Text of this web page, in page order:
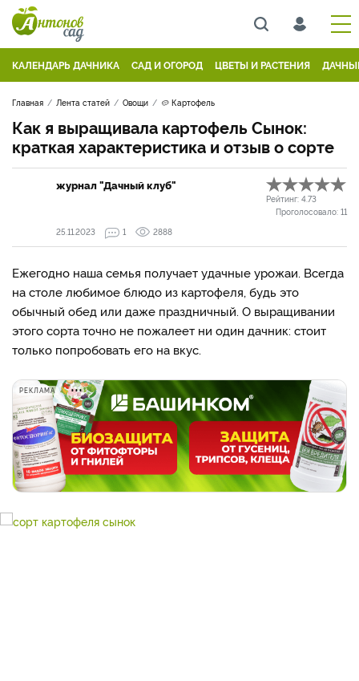
КАЛЕНДАРЬ ДАЧНИКА САД И ОГОРОД ЦВЕТЫ И РАСТЕНИЯ
Главная Лента статей Овощи 🥔 Картофель
Как я выращивала картофель Сынок:
краткая характеристика и отзыв о сорте
журнал "Дачный клуб"
Рейтинг: 4.73
Проголосовало: 11
25.11.2023
1 2888
Ежегодно наша семья получает удачные урожаи. Всегда
на столе любимое блюдо из картофеля, будь это
обычный обед или даже праздничный. О выращивании
этого сорта точно не пожалеет ни один дачник: стоит
только попробовать его на вкус.
РЕКЛАМА